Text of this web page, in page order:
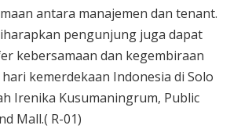
antara manajemen dan tenant.
pengunjung juga dapat
kebersamaan dan kegembiraan
kemerdekaan Indonesia di Solo
Irenika Kusumaningrum, Public
Mall.( R-01)